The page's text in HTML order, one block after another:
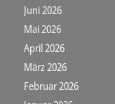
Juni 2026
Mai 2026
April 2026
März 2026
Februar 2026